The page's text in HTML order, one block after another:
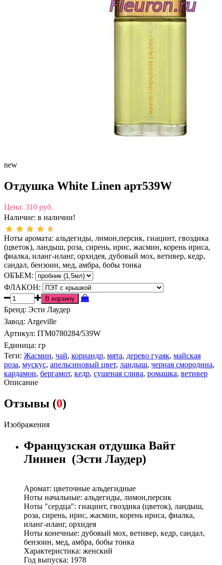
new
Отдушка White Linen арт539W
Цена: 310 руб.
Наличие: в наличии!
Ноты аромата: альдегиды, лимон,персик, гиацинт, гвоздика
(цветок), ландыш, роза, сирень, ирис, жасмин, корень ириса,
фиалка, иланг-иланг, орхидея, дубовый мох, ветивер, кедр,
сандал, бензоин, мед, амбра, бобы тонка
ОБЪЕМ:
ФЛАКОН:
Бренд: Эсти Лаудер
Завод: Argeville
Артикул: ITM0780284/539W
Единица: гр
Теги: Жасмин, чай, кориандр, мята, дерево гуаяк, майская
роза, мускус, апельсиновый цвет, ландыш, черная смородина,
кардамон, бергамот, кедр, сушеная слива, ромашка, ветивер
Описание
Отзывы (0)
Изображения
Французская отдушка Вайт
Линиен (Эсти Лаудер)
Аромат: цветочные альдегидные
Ноты начальные: альдегиды, лимон,персик
Ноты "сердца": гиацинт, гвоздика (цветок), ландыш,
роза, сирень, ирис, жасмин, корень ириса, фиалка,
иланг-иланг, орхидея
Ноты конечные: дубовый мох, ветивер, кедр, сандал,
бензоин, мед, амбра, бобы тонка
Характеристика: женский
Год выпуска: 1978